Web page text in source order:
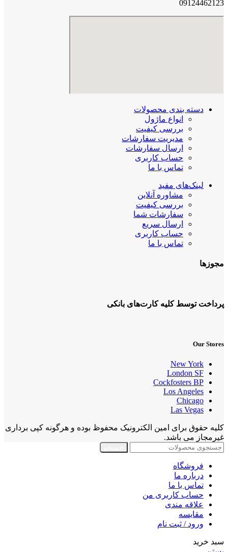
09124462123
دسته بندی محصولات
انواع ماژول
بررسی کیفیت
مدیریت سفارشات
ارسال سفارشات
حساب کاربری
تماس با ما
لینک‌های مفید
مشاوره آنلاین
بررسی کیفیت
سفارشات شما
ارسال سریع
حساب کاربری
تماس با ما
مجوزها
پرداخت توسط کلیه کارت‌های بانکی
Our Stores
New York
London SF
Cockfosters BP
Los Angeles
Chicago
Las Vegas
کلیه حقوق برای امین الکترونیک محفوظ بوده و هرگونه کپی برداری
غیرمجاز می باشد.
فروشگاه
درباره ما
تماس با ما
حساب کاربری من
علاقه مندی
مقايسه
ورود / ثبت نام
سبد خرید